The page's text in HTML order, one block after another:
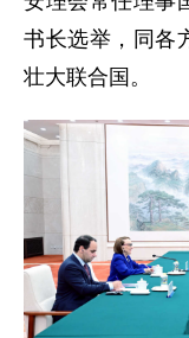
书长选举，同各
壮大联合国。